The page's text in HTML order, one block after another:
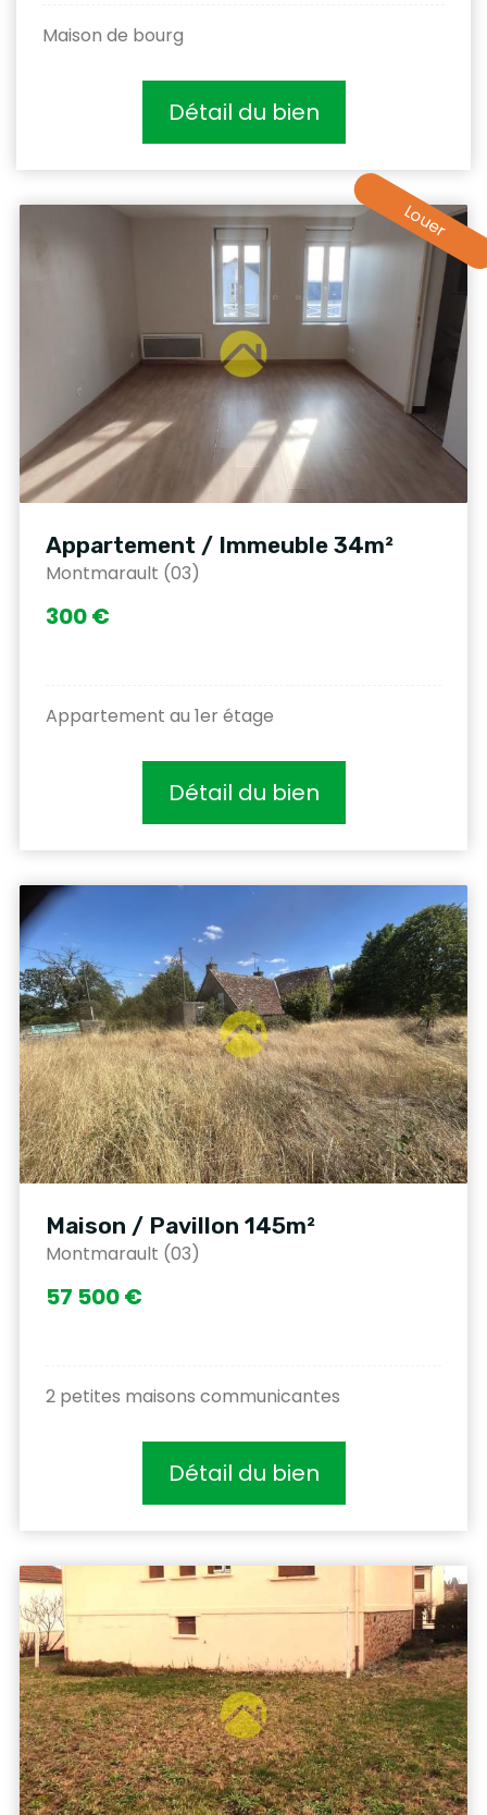
Maison de bourg
Détail du bien
Louer
Appartement / Immeuble 34m²
Montmarault (03)
300 €
Appartement au 1er étage
Détail du bien
Maison / Pavillon 145m²
Montmarault (03)
57 500 €
2 petites maisons communicantes
Détail du bien